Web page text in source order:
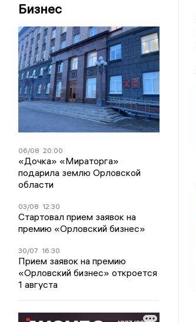
Бизнес
06/08 20:00
«Дочка» «Мираторга»
подарила землю Орловской
области
03/08 12:30
Стартовал прием заявок на
премию «Орловский бизнес»
30/07 16:30
Прием заявок на премию
«Орловский бизнес» откроется
1 августа